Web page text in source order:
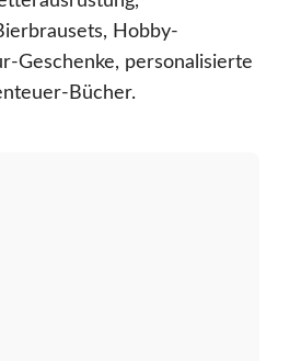
Hobby-
Geschenke, personalisierte
Bücher.